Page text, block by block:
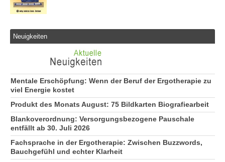
Neuigkeiten
Mentale Erschöpfung: Wenn der Beruf der Ergotherapie zu
viel Energie kostet
Produkt des Monats August: 75 Bildkarten Biografiearbeit
Blankoverordnung: Versorgungsbezogene Pauschale
entfällt ab 30. Juli 2026
Fachsprache in der Ergotherapie: Zwischen Buzzwords,
Bauchgefühl und echter Klarheit